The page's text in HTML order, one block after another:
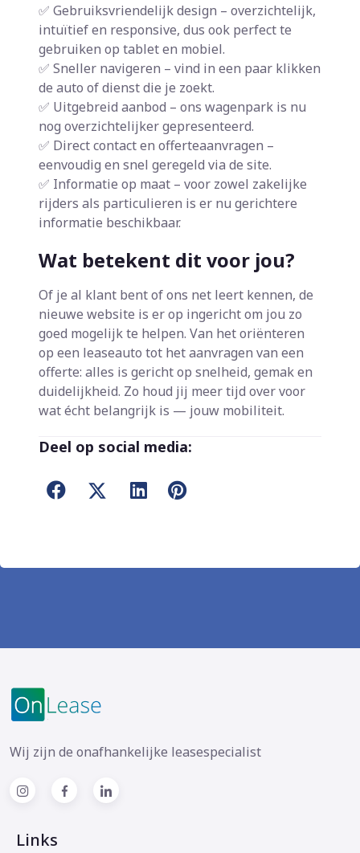
✅ Gebruiksvriendelijk design – overzichtelijk,
intuïtief en responsive, dus ook perfect te
gebruiken op tablet en mobiel.
✅ Sneller navigeren – vind in een paar klikken
de auto of dienst die je zoekt.
✅ Uitgebreid aanbod – ons wagenpark is nu
nog overzichtelijker gepresenteerd.
✅ Direct contact en offerteaanvragen –
eenvoudig en snel geregeld via de site.
✅ Informatie op maat – voor zowel zakelijke
rijders als particulieren is er nu gerichtere
informatie beschikbaar.
Wat betekent dit voor jou?
Of je al klant bent of ons net leert kennen, de
nieuwe website is er op ingericht om jou zo
goed mogelijk te helpen. Van het oriënteren
op een leaseauto tot het aanvragen van een
offerte: alles is gericht op snelheid, gemak en
duidelijkheid. Zo houd jij meer tijd over voor
wat écht belangrijk is — jouw mobiliteit.
Deel op social media:
Wij zijn de onafhankelijke leasespecialist
Links